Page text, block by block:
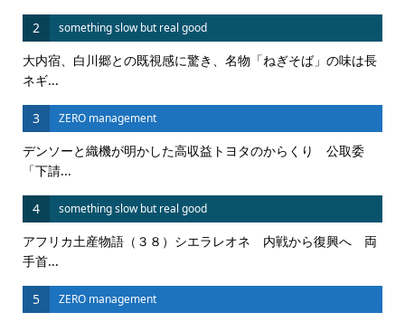
2 something slow but real good
大内宿、白川郷との既視感に驚き、名物「ねぎそば」の味は長
ネギ...
3 ZERO management
デンソーと織機が明かした高収益トヨタのからくり 公取委
「下請...
4 something slow but real good
アフリカ土産物語（３８）シエラレオネ 内戦から復興へ 両
手首...
5 ZERO management